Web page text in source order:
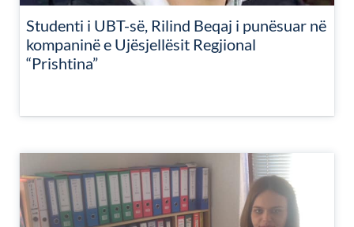
Studenti i UBT-së, Rilind Beqaj i punësuar në
kompaninë e Ujësjellësit Regjional
“Prishtina”